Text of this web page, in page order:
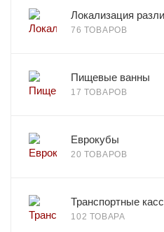
Локализация
76 ТОВАРОВ
Пищевые ванны
17 ТОВАРОВ
Еврокубы
20 ТОВАРОВ
Транспортные
102 ТОВАРА